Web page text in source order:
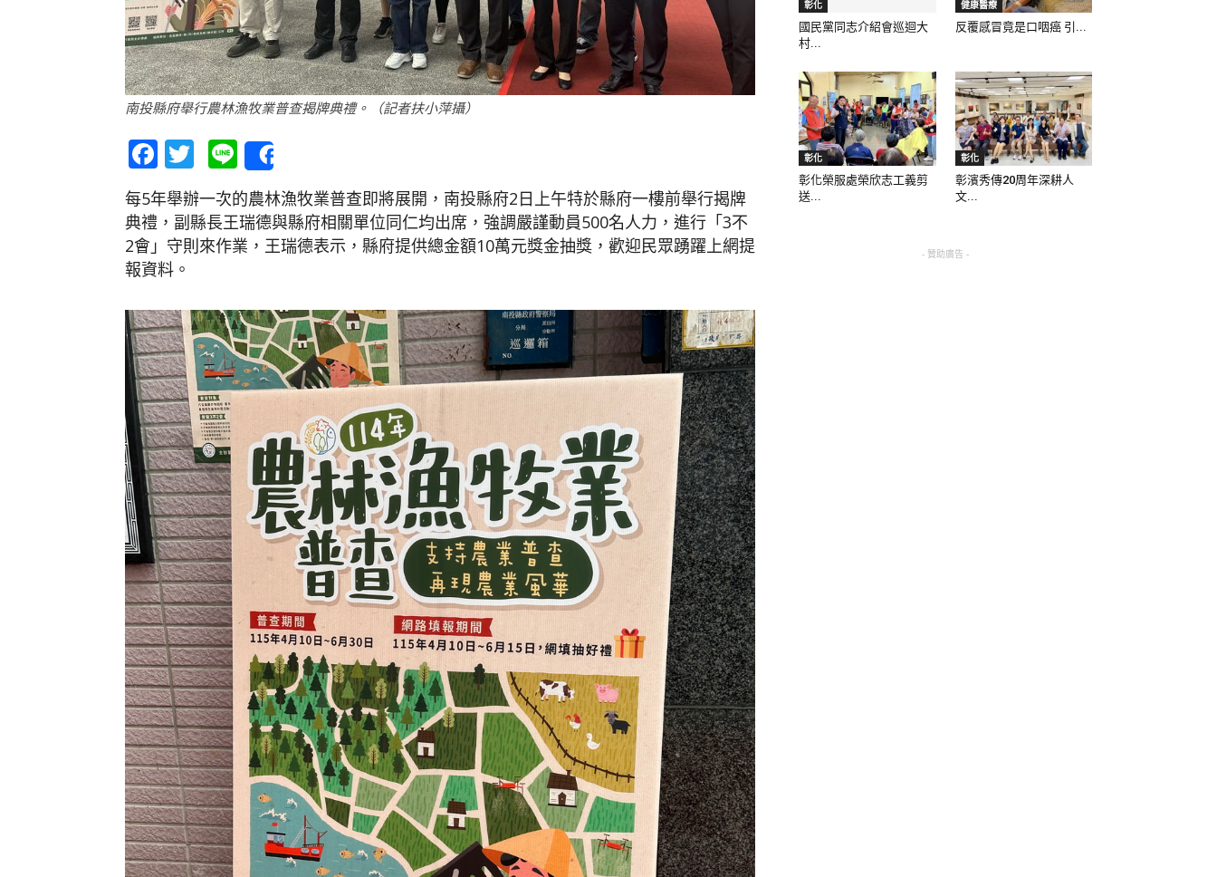
聞
南投縣府舉行農林漁牧業普查揭牌典禮。（記者扶小萍攝）
Facebook
Twitter
Line
每5年舉辦一次的農林漁牧業普查即將展開，南投縣府2日上午特於縣府一樓前舉行揭牌
典禮，副縣長王瑞德與縣府相關單位同仁均出席，強調嚴謹動員500名人力，進行「3不
2會」守則來作業，王瑞德表示，縣府提供總金額10萬元獎金抽獎，歡迎民眾踴躍上網提
報資料。
彰化
國民黨同志介紹會巡迴大
村...
健康醫療
反覆感冒竟是口咽癌 引...
彰化
彰化榮服處榮欣志工義剪
送...
彰化
彰濱秀傳20周年深耕人
文...
- 贊助廣告 -